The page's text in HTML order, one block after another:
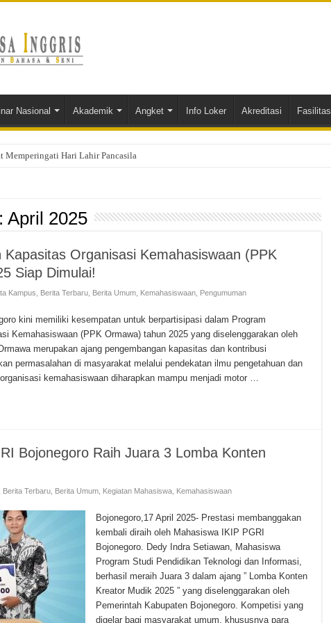
Nasional Akademik Angket Info Loker Akreditasi Fasilitas
Memperingati Hari Lahir Pancasila
April 2025
Organisasi Kemahasiswaan (PPK
Siap Dimulai!
Kampus Berita Terbaru, Berita Umum, Kemahasiswaan, Pengumuman
kini memiliki kesempatan untuk berpartisipasi dalam Program
Kemahasiswaan (PPK Ormawa) tahun 2025 yang diselenggarakan oleh
merupakan ajang pengembangan kapasitas dan kontribusi
permasalahan di masyarakat melalui pendekatan ilmu pengetahuan dan
kemahasiswaan diharapkan mampu menjadi motor …
Bojonegoro Raih Juara 3 Lomba Konten
Berita Terbaru, Berita Umum, Kegiatan Mahasiswa, Kemahasiswaan
Bojonegoro,17 April 2025- Prestasi membanggakan
kembali diraih oleh Mahasiswa IKIP PGRI
Bojonegoro. Dedy Indra Setiawan, Mahasiswa
Program Studi Pendidikan Teknologi dan Informasi,
berhasil meraih Juara 3 dalam ajang ” Lomba Konten
Kreator Mudik 2025 ” yang diselenggarakan oleh
Pemerintah Kabupaten Bojonegoro. Kompetisi yang
digelar bagi masyarakat umum, khususnya para